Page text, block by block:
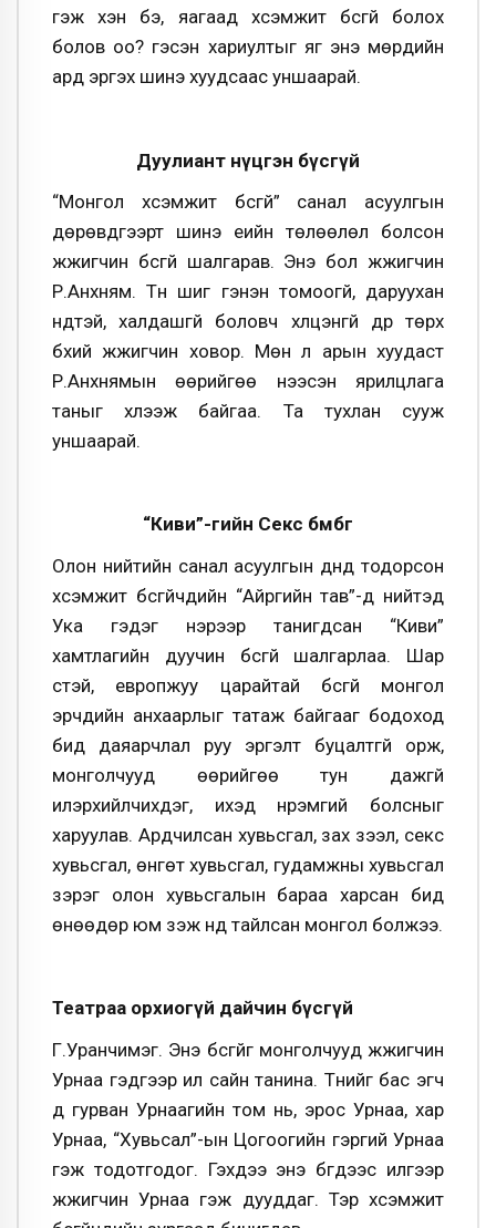
гэж хэн бэ, яагаад хүсэмжит бүсгүй болох
болов оо? гэсэн хариултыг яг энэ мөрүүдийн
ард эргэх шинэ хуудсаас уншаарай.
Дуулиант нүцгэн бүсгүй
“Монгол хүсэмжит бүсгүй” санал асуулгын
дөрөвдүгээрт шинэ үеийн төлөөлөл болсон
жүжигчин бүсгүй шалгарав. Энэ бол жүжигчин
Р.Анхням. Түүн шиг гэнэн томоогүй, даруухан
нүдтэй, халдашгүй боловч хүлцэнгүй дүр төрх
бүхий жүжигчин ховор. Мөн л арын хуудаст
Р.Анхнямын өөрийгөө нээсэн ярилцлага
таныг хүлээж байгаа. Та тухлан сууж
уншаарай.
“Киви”-гийн Секс бөмбөг
Олон нийтийн санал асуулгын дүнд тодорсон
хүсэмжит бүсгүйчүүдийн “Айргийн тав”-д нийтэд
Ука гэдэг нэрээр танигдсан “Киви”
хамтлагийн дуучин бүсгүй шалгарлаа. Шар
үстэй, европжуу царайтай бүсгүй монгол
эрчүүдийн анхаарлыг татаж байгааг бодоход
бид даяарчлал руу эргэлт буцалтгүй орж,
монголчууд өөрийгөө тун дажгүй
илэрхийлчихдэг, ихэд нүүрэмгий болсныг
харуулав. Ардчилсан хувьсгал, зах зээл, секс
хувьсгал, өнгөт хувьсгал, гудамжны хувьсгал
зэрэг олон хувьсгалын бараа харсан бид
өнөөдөр юм үзэж нүд тайлсан монгол болжээ.
Театраа орхиогүй дайчин бүсгүй
Г.Уранчимэг. Энэ бүсгүйг монголчууд жүжигчин
Урнаа гэдгээр илүү сайн танина. Түүнийг бас эгч
дүү гурван Урнаагийн том нь, эрос Урнаа, хар
Урнаа, “Хувьсал”-ын Цогоогийн гэргий Урнаа
гэж тодотгодог. Гэхдээ энэ бүгдээс илүүгээр
жүжигчин Урнаа гэж дууддаг. Тэр хүсэмжит